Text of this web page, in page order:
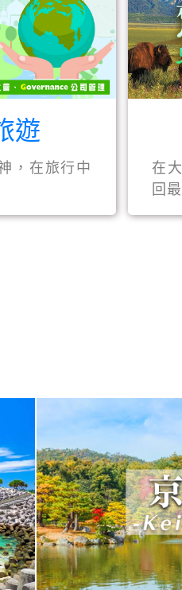
遊
，在旅行中
在
回